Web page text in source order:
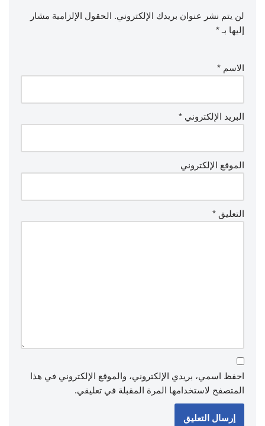
لن يتم نشر عنوان بريدك الإلكتروني. الحقول الإلزامية مشار
إليها بـ *
الاسم *
البريد الإلكتروني *
الموقع الإلكتروني
التعليق *
احفظ اسمي، بريدي الإلكتروني، والموقع الإلكتروني في هذا
المتصفح لاستخدامها المرة المقبلة في تعليقي.